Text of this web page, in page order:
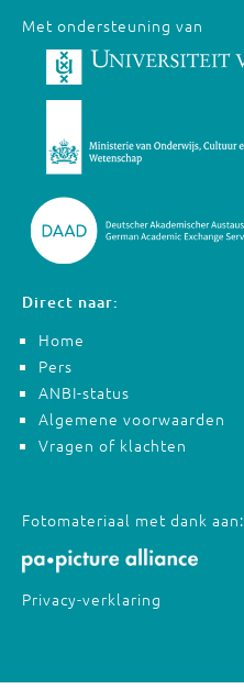
Met ondersteuning van
Direct naar:
Home
Pers
ANBI-status
Algemene voorwaarden
Vragen of klachten
Fotomateriaal met dank aan:
Privacy-verklaring